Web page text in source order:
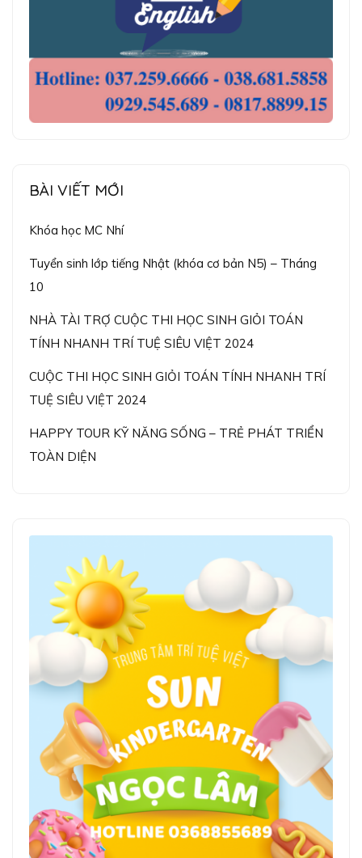
BÀI VIẾT MỚI
Khóa học MC Nhí
Tuyển sinh lớp tiếng Nhật (khóa cơ bản N5) – Tháng
10
NHÀ TÀI TRỢ CUỘC THI HỌC SINH GIỎI TOÁN
TÍNH NHANH TRÍ TUỆ SIÊU VIỆT 2024
CUỘC THI HỌC SINH GIỎI TOÁN TÍNH NHANH TRÍ
TUỆ SIÊU VIỆT 2024
HAPPY TOUR KỸ NĂNG SỐNG – TRẺ PHÁT TRIỂN
TOÀN DIỆN